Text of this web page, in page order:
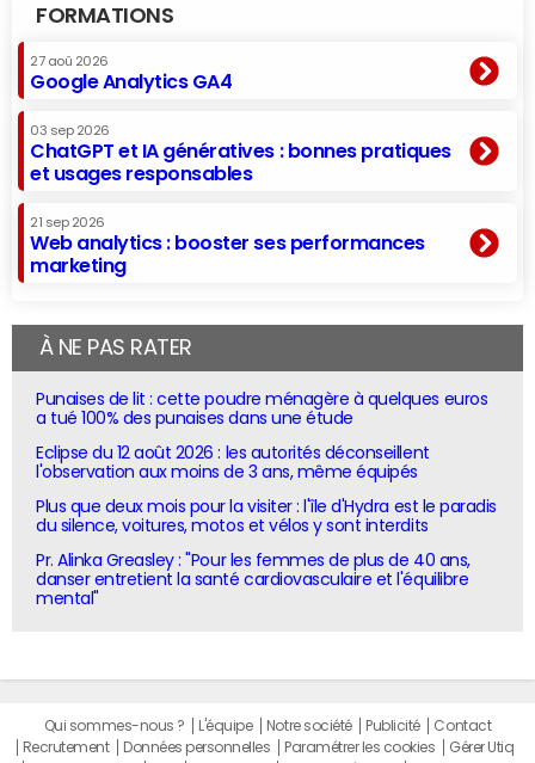
FORMATIONS
27 aoû 2026
Google Analytics GA4
03 sep 2026
ChatGPT et IA génératives : bonnes pratiques
et usages responsables
21 sep 2026
Web analytics : booster ses performances
marketing
À NE PAS RATER
Punaises de lit : cette poudre ménagère à quelques euros
a tué 100% des punaises dans une étude
Eclipse du 12 août 2026 : les autorités déconseillent
l'observation aux moins de 3 ans, même équipés
Plus que deux mois pour la visiter : l'île d'Hydra est le paradis
du silence, voitures, motos et vélos y sont interdits
Pr. Alinka Greasley : "Pour les femmes de plus de 40 ans,
danser entretient la santé cardiovasculaire et l'équilibre
mental"
Qui sommes-nous ? L'équipe Notre société Publicité
Contact
Recrutement
Données personnelles Paramétrer les cookies
Gérer Utiq